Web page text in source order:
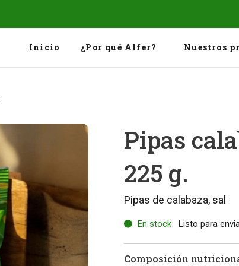
Inicio ¿Por qué Alfer? Nuestros
Pipas
225 g.
Pipas de calabaza, sal
En stock Listo para
Composición